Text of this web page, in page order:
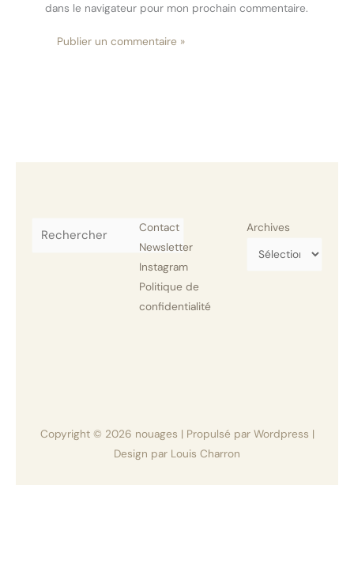
dans le navigateur pour mon prochain commentaire.
Rechercher
Contact
Newsletter
Instagram
Politique de
confidentialité
Archives
Copyright © 2026 nouages | Propulsé par Wordpress |
Design par Louis Charron